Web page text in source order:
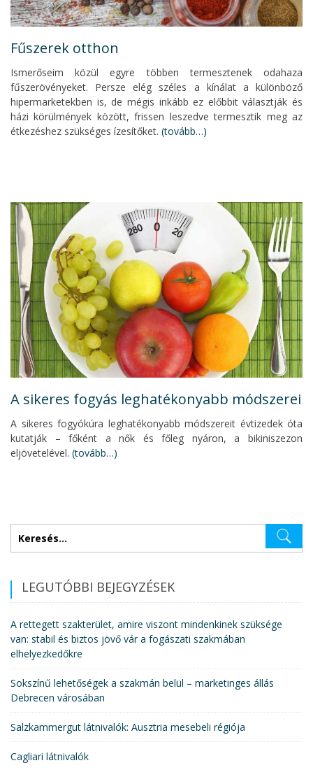
Fűszerek otthon
Ismerőseim közül egyre többen termesztenek odahaza
fűszerövényeket. Persze elég széles a kínálat a különböző
hipermarketekben is, de mégis inkább ez előbbit választják és
házi körülmények között, frissen leszedve termesztik meg az
étkezéshez szükséges ízesítőket. (tovább…)
A sikeres fogyás leghatékonyabb módszerei
A sikeres fogyókúra leghatékonyabb módszereit évtizedek óta
kutatják – főként a nők és főleg nyáron, a bikiniszezon
eljövetelével. (tovább…)
LEGUTÓBBI BEJEGYZÉSEK
A rettegett szakterület, amire viszont mindenkinek szüksége
van: stabil és biztos jövő vár a fogászati szakmában
elhelyezkedőkre
Sokszínű lehetőségek a szakmán belül – marketinges állás
Debrecen városában
Salzkammergut látnivalók: Ausztria mesebeli régiója
Cagliari látnivalók